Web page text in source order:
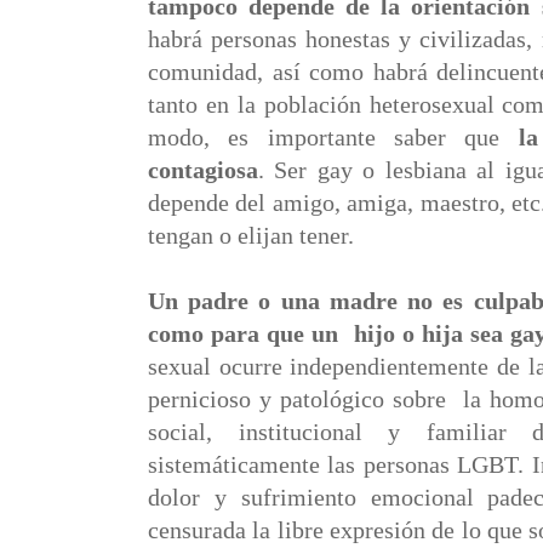
tampoco depende de la orientación
habrá personas honestas y
comunidad, así como habrá
tanto en la población heterosexual
modo, es importante saber que
contagiosa. Ser gay o lesbiana al
depende del amigo, amiga, maestro,
tengan o elijan tener.
Un padre o una madre no es
como para que un
hijo o hija sea
sexual ocurre independientemente de
pernicioso y patológico sobre
la
social, institucional y familiar
sistemáticamente las personas
dolor y sufrimiento emocional
censurada la libre expresión de lo que